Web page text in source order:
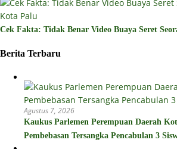
Cek Fakta: Tidak Benar Video Buaya Seret
Berita Terbaru
Agustus 7, 2026
Kaukus Parlemen Perempuan Daerah
Pembebasan Tersangka Pencabulan 3